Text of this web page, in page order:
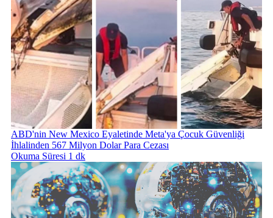
ABD'nin New Mexico Eyaletinde Meta'ya Çocuk Güvenliği
İhlalinden 567 Milyon Dolar Para Cezası
Okuma Süresi 1 dk